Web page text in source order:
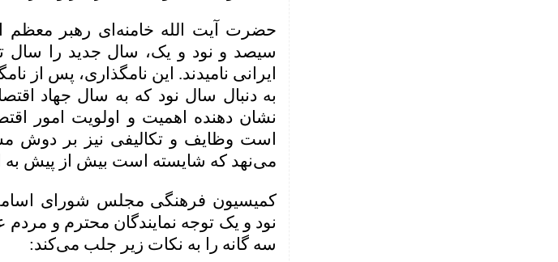
حضرت آیت الله خامنه‌ای رهبر معظم
سیصد و نود و یک، سال جدید را سال
ایرانی نامیدند. این نامگذاری، پس
به دنبال سال نود که به سال جهاد
نشان دهنده اهمیت و اولویت امور
است وظایف و تکالیفی نیز بر دوش
می‌نهد که شایسته است بیش از پیش به
کمیسیون فرهنگی مجلس شورای
نود و یک توجه نمایندگان محترم و
سه گانه را به نکات زیر جلب می‌کند: